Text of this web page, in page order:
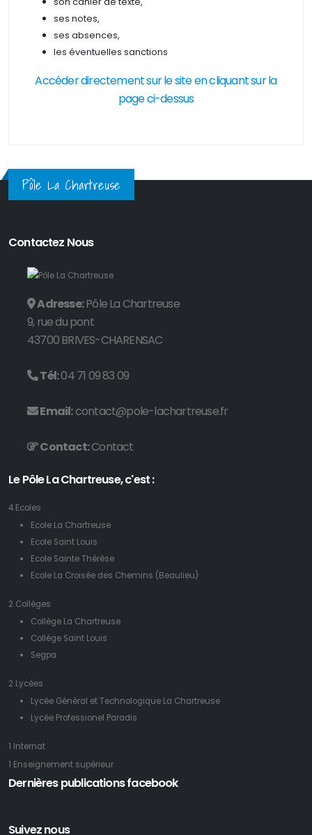
ses notes,
ses absences,
les éventuelles sanctions
Accéder directement sur le site en cliquant sur la
page ci-dessus
Pôle La Chartreuse
Contactez Nous
Adresse:Pôle La Chartreuse
9, rue du pont
43700 BRIVES-CHARENSAC
Tél:04 71 09 83 09
Email:contact@pole-lachartreuse.fr
Contact:Contact
Le Pôle La Chartreuse, c'est :
4 Ecoles
Ecole La Chartreuse
Ecole Saint Louis
Ecole Sainte Thérèse
Ecole La Croisée des Chemins (Beaulieu)
2 Collèges
Collège La Chartreuse
Collège Saint Louis
Segpa
2 Lycées
Lycée Général et Technologique La Chartreuse
Lycée Professionel Paradis
1 Internat
1 Enseignement supérieur
Dernières publications facebook
Suivez nous